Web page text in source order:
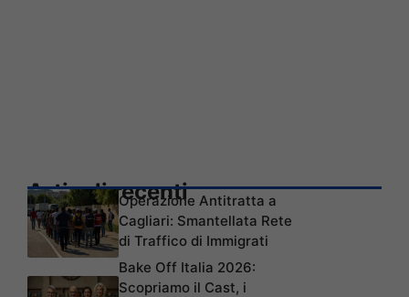
Articoli recentiOperazione Antitratta a
Cagliari: Smantellata Rete
di Traffico di Immigrati
Bake Off Italia 2026:
Scopriamo il Cast, i